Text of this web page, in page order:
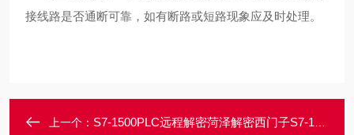
接线路是否通断可靠，如有断路或短路现象应及时处理。
上一个： S7-1500PLC远程解密菏泽解密西门子S7-1500PLC设备停机密码解密